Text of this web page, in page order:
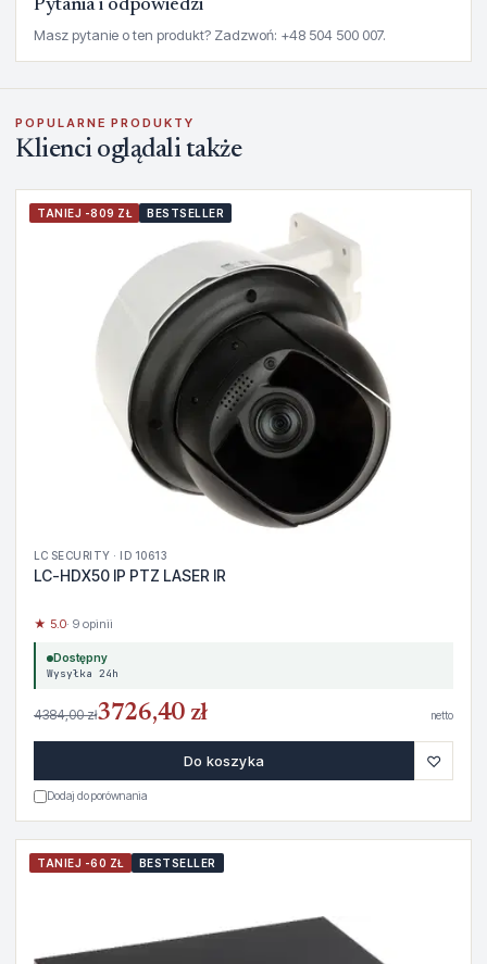
Pytania i odpowiedzi
Masz pytanie o ten produkt? Zadzwoń: +48 504 500 007.
POPULARNE PRODUKTY
Klienci oglądali także
TANIEJ -809 ZŁ BESTSELLER
LC SECURITY · ID 10613
LC-HDX50 IP PTZ LASER IR
★ 5.0· 9 opinii
Dostępny
Wysyłka 24h
4384,00 zł3726,40 zł netto
Do koszyka ♡
Dodaj do porównania
TANIEJ -60 ZŁ BESTSELLER